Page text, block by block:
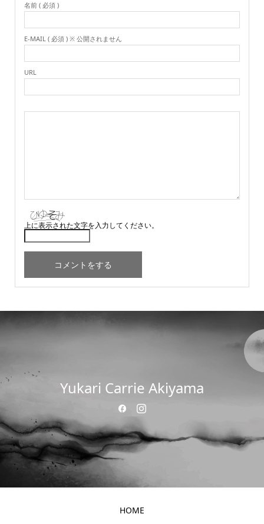
名前 ( 必須 )
E-MAIL ( 必須 ) ※ 公開されません
URL
上に表示された文字を入力してください。
Yukari Carrie Akiyama
HOME